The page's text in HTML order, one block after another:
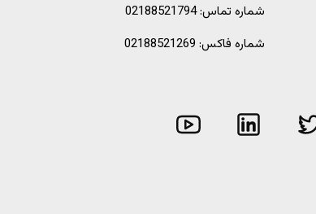
شماره تماس: 02188521794
شماره فاکس: 02188521269